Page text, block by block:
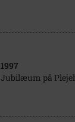
1997
Jubilæum på